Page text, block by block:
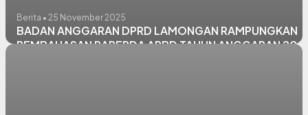
Berita • 25 November 2025
BADAN ANGGARAN DPRD LAMONGAN RAMPUNGKAN
PEMBAHASAN RAPERDA APBD TAHUN ANGGARAN